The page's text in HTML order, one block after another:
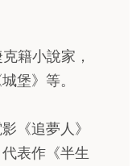
籍小說家，
堡》等。
《追夢人》
表作《半生